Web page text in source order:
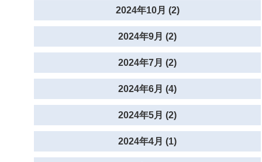
2024年10月 (2)
2024年9月 (2)
2024年7月 (2)
2024年6月 (4)
2024年5月 (2)
2024年4月 (1)